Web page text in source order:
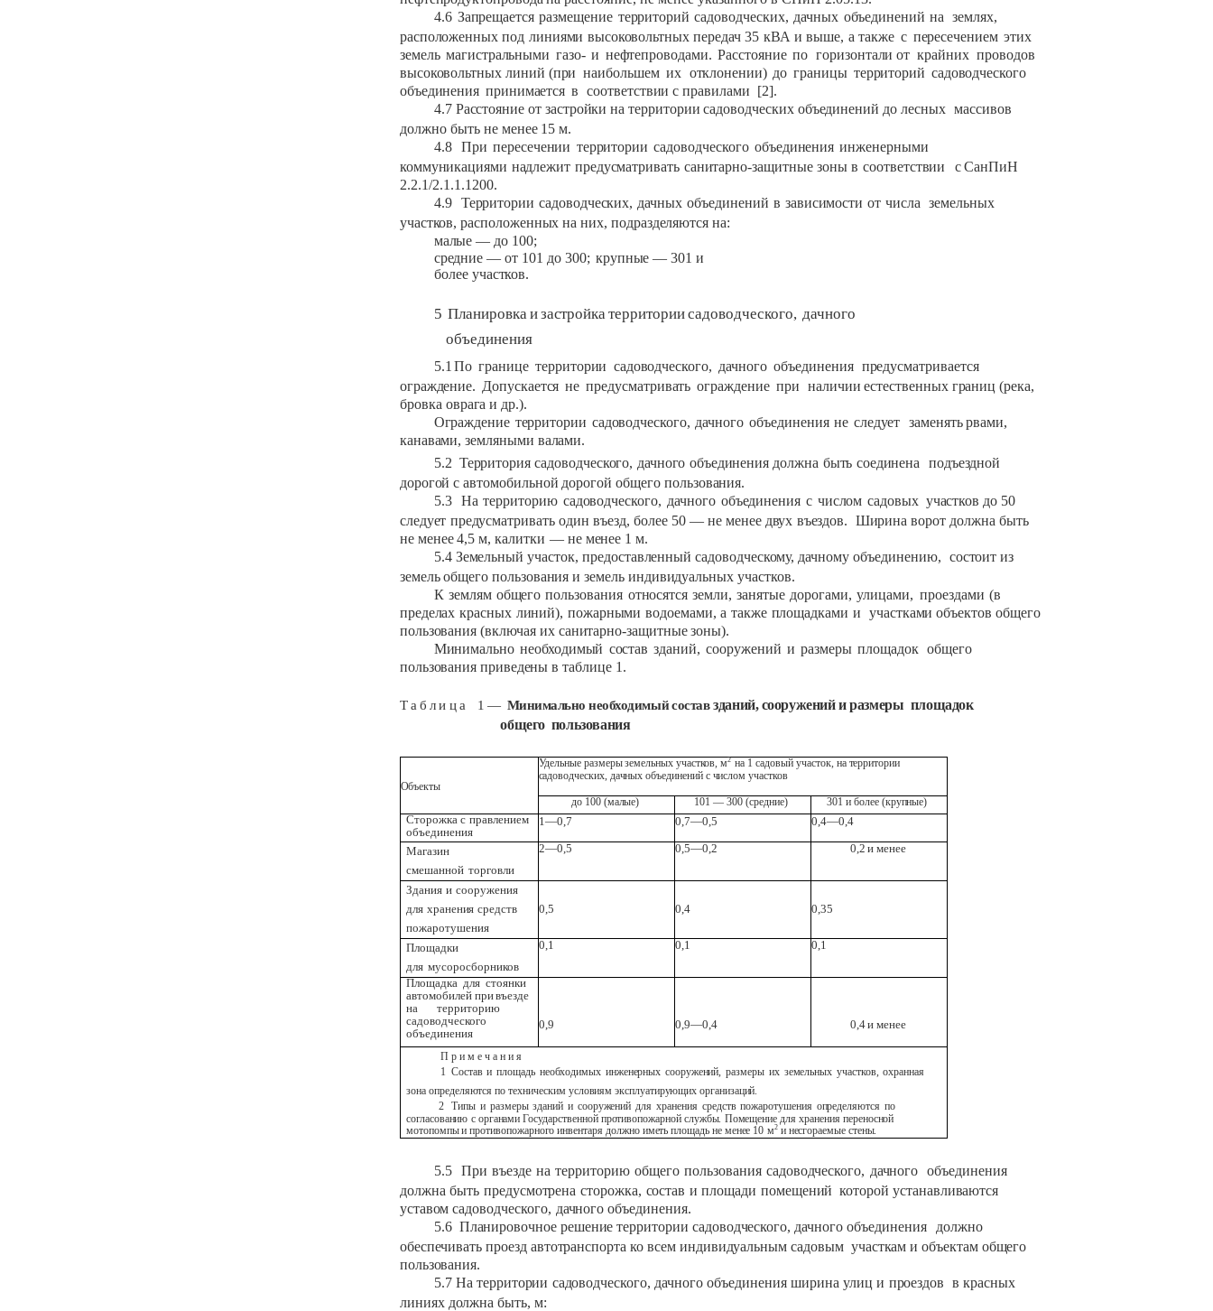
4.6 Запрещается размещение территорий садоводческих, дачных объединений на
землях,
расположенных под линиями высоковольтных передач 35 кВА и выше, а также с пересечением этих
земель магистральными газо- и нефтепроводами. Расстояние по горизонтали от крайних проводов
высоковольтных линий (при наибольшем их отклонении) до границы территорий садоводческого
объединения принимается в соответствии справилами [2].
4.7 Расстояние от застройки на территории садоводческих объединений долесных массивов
должно быть неменее 15 м.
4.8
При пересечении территории садоводческого объединения инженерными
коммуникациями надлежит предусматривать санитарно-защитные зоны в соответствии сСанПиН
2.2.1/2.1.1.1200.
4.9
Территории садоводческих, дачных объединений в зависимости от числа земельных
участков, расположенныхна них, подразделяются на:
малые — до 100;
средние— от 101 до 300; крупные— 301 и
более участков.
5 Планировка изастройка территориисадоводческого, дачного
объединения
5.1 По границе территории садоводческого, дачного объединения предусматривается
ограждение. Допускается не предусматривать ограждение при наличии естественных границ (река,
бровка оврагаи др.).
Ограждение территории садоводческого, дачного объединения не следует заменять рвами,
канавами, земляными валами.
5.2 Территория садоводческого, дачного объединения должна быть соединена
подъездной
дорогой с автомобильной дорогой общего пользования.
5.3
На территорию садоводческого, дачного объединения с числом садовых участков до 50
следует предусматривать один въезд, более 50 — не менее двух въездов. Ширинаворот должна быть
неменее4,5 м, калитки — неменее 1м.
5.4 Земельный участок, предоставленный садоводческому, дачному объединению, состоит из
земель общего пользования и земель индивидуальных участков.
К землям общего пользования относятся земли, занятые дорогами, улицами, проездами (в
пределах красных линий), пожарными водоемами, а также площадками и участками объектов общего
пользования (включаяих санитарно-защитные зоны).
Минимально необходимый состав зданий, сооружений и размеры площадок общего
пользования приведеныв таблице 1.
Та б л и ц а 1 — Минимально необходимыйсостав зданий, сооруженийиразмеры площадок
общего пользования
Объекты
Удельные размеры земельных участков, м2 на 1 садовый участок, натерритории
садоводческих, дачных объединенийс числом участков
до 100 (малые) 101 —300 (средние) 301 иболее (крупные)
Сторожка с правлением
объединения
1—0,7 0,7—0,5 0,4—0,4
Магазин
смешанной торговли
2—0,5 0,5—0,2 0,2 и менее
Здания и сооружения
для хранения средств
пожаротушения
0,5 0,4 0,35
Площадки
для мусоросборников
0,1 0,1 0,1
Площадка для стоянки
автомобилей привъезде
на территорию
садоводческого
объединения
0,9 0,9—0,4 0,4и менее
П р и м е ч а н и я
1 Состав и площадь необходимых инженерных сооружений, размеры их земельных участков, охранная
зона определяются по техническим условиям эксплуатирующих организаций.
2 Типы и размеры зданий и сооружений для хранения средств пожаротушения определяются по
согласованию с органами Государственной противопожарной службы. Помещение для хранения переносной
мотопомпыипротивопожарного инвентаря должно иметь площадь неменее 10 м2 и несгораемые стены.
5.5 При въезде на территорию общего пользования садоводческого, дачного
объединения
должна быть предусмотрена сторожка, состав и площади помещений которой устанавливаются
уставом садоводческого, дачного объединения.
5.6 Планировочное решение территории садоводческого, дачного объединения
должно
обеспечивать проезд автотранспорта ко всем индивидуальным садовым участкамиобъектам общего
пользования.
5.7 На территории садоводческого, дачного объединения ширина улиц и проездов вкрасных
линиях должнабыть,м: